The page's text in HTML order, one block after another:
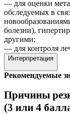
— для оценки
обследуемых в
болезни),
другими;
— для контроля
Интерпретация
Рекомендуемые
Причины
(3 или 4